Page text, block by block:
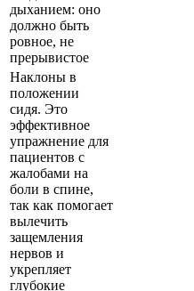
дыханием: оно
должно быть
ровное, не
прерывистое
Наклоны в
положении
сидя. Это
эффективное
упражнение для
пациентов с
жалобами на
боли в спине,
так как помогает
вылечить
защемления
нервов и
укрепляет
глубокие